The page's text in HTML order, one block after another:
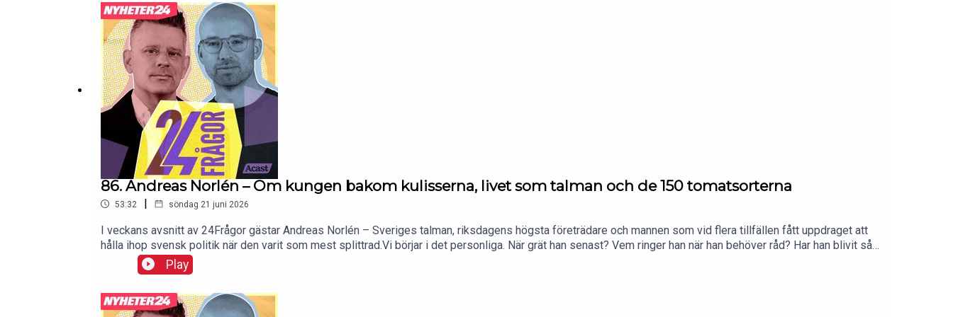
86. Andreas Norlén – Om kungen bakom kulisserna, livet som talman och de 150 tomatsorterna
53:32 | söndag 21 juni 2026
I veckans avsnitt av 24Frågor gästar Andreas Norlén – Sveriges talman, riksdagens högsta företrädare och mannen som vid flera tillfällen fått uppdraget att
hålla ihop svensk politik när den varit som mest splittrad.Vi börjar i det personliga. När grät han senast? Vem ringer han när han behöver råd? Har han blivit så
van vid rollen som talman att han ibland känner sig som "Herr talman" även utanför jobbet? Och hur kommer det sig egentligen att en av Sveriges mäktigaste
personer också är besatt av tomater, poesi och historia?Sedan går vi in på de dramatiska regeringsbildningarna som satte honom i centrum för svensk politik.
under de där månaderna när hela landet väntade på besked?Vi pratar också om talmannens verkliga makt, om relationen till kungen och om varför så många
Play